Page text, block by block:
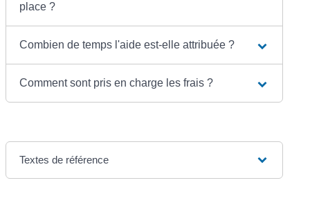
place ?
Combien de temps l'aide est-elle attribuée ?
Comment sont pris en charge les frais ?
Textes de référence